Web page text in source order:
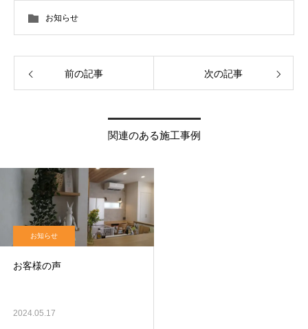
お知らせ
前の記事 次の記事
関連のある施工事例
お知らせ
お客様の声
2024.05.17